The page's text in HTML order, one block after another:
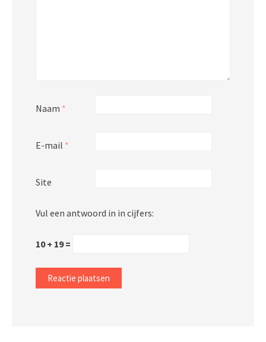
Naam *
E-mail *
Site
Vul een antwoord in in cijfers:
10 + 19 =